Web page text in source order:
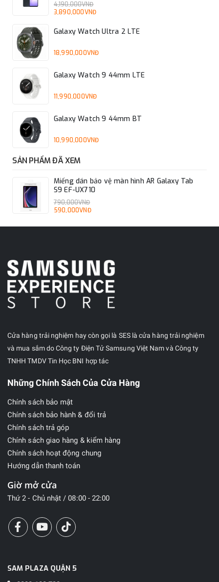
4,190,000VNĐ
3,890,000VNĐ
Galaxy Watch Ultra 2 LTE
18,990,000VNĐ
Galaxy Watch 9 44mm LTE
11,990,000VNĐ
Galaxy Watch 9 44mm BT
10,990,000VNĐ
SẢN PHẨM ĐÃ XEM
Miếng dán bảo vệ màn hình AR Galaxy Tab
S9 EF-UX710
790,000VNĐ
590,000VNĐ
Cửa hàng trải nghiệm hay còn gọi là SES là cửa hàng trải nghiệm
và mua sắm do Công ty Điện Tử Samsung Việt Nam và Công ty
TNHH TMDV Tin Học BNI hợp tác
Những Chính Sách Của Cửa Hàng
Chính sách bảo mật
Chính sách bảo hành & đổi trả
Chính sách trả góp
Chính sách giao hàng & kiểm hàng
Chính sách hoạt động chung
Hướng dẫn thanh toán
Giờ mở cửa
Thứ 2 - Chủ nhật / 08:00 - 22:00
SAM PLAZA QUẬN 5